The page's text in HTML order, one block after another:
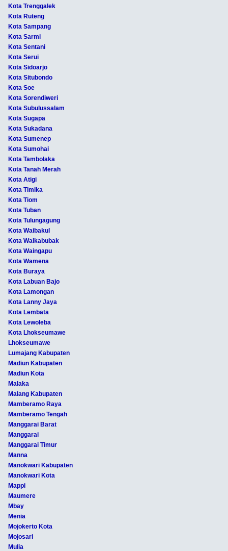
Kota Trenggalek
Kota Ruteng
Kota Sampang
Kota Sarmi
Kota Sentani
Kota Serui
Kota Sidoarjo
Kota Situbondo
Kota Soe
Kota Sorendiweri
Kota Subulussalam
Kota Sugapa
Kota Sukadana
Kota Sumenep
Kota Sumohai
Kota Tambolaka
Kota Tanah Merah
Kota Atigi
Kota Timika
Kota Tiom
Kota Tuban
Kota Tulungagung
Kota Waibakul
Kota Waikabubak
Kota Waingapu
Kota Wamena
Kota Buraya
Kota Labuan Bajo
Kota Lamongan
Kota Lanny Jaya
Kota Lembata
Kota Lewoleba
Kota Lhokseumawe
Lhokseumawe
Lumajang Kabupaten
Madiun Kabupaten
Madiun Kota
Malaka
Malang Kabupaten
Mamberamo Raya
Mamberamo Tengah
Manggarai Barat
Manggarai
Manggarai Timur
Manna
Manokwari Kabupaten
Manokwari Kota
Mappi
Maumere
Mbay
Menia
Mojokerto Kota
Mojosari
Mulia